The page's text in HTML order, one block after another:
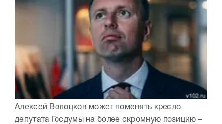
Алексей Волоцков может поменять кресло
депутата Госдумы на более скромную позицию –